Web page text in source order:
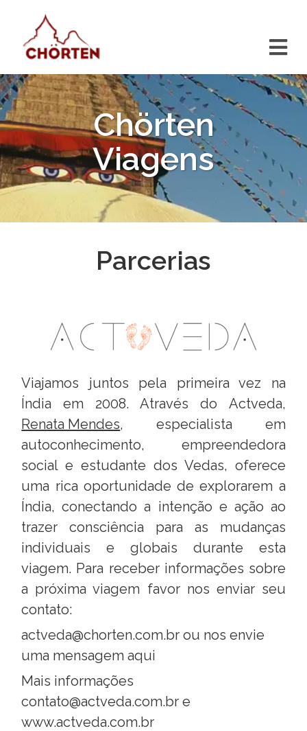
Chörten
Viagens
Parcerias
Viajamos juntos pela primeira vez na
Índia em 2008. Através do Actveda,
Renata Mendes, especialista em
autoconhecimento, empreendedora
social e estudante dos Vedas, oferece
uma rica oportunidade de explorarem a
Índia, conectando a intenção e ação ao
trazer consciência para as mudanças
individuais e globais durante esta
viagem. Para receber informações sobre
a próxima viagem favor nos enviar seu
contato:
actveda@chorten.com.br ou nos envie
uma mensagem aqui
Mais informações
contato@actveda.com.br e
www.actveda.com.br